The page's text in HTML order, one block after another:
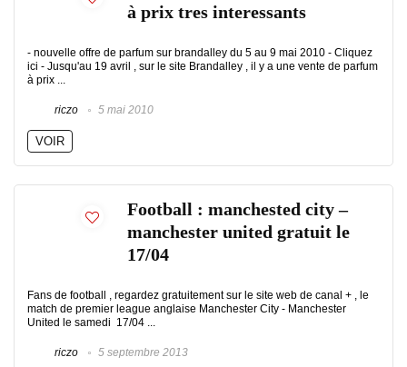
à prix tres interessants
- nouvelle offre de parfum sur brandalley du 5 au 9 mai 2010 - Cliquez
ici - Jusqu'au 19 avril , sur le site Brandalley , il y a une vente de parfum
à prix ...
riczo 5 mai 2010
VOIR
Football : manchested city –
manchester united gratuit le
17/04
Fans de football , regardez gratuitement sur le site web de canal + , le
match de premier league anglaise Manchester City - Manchester
United le samedi 17/04 ...
riczo 5 septembre 2013